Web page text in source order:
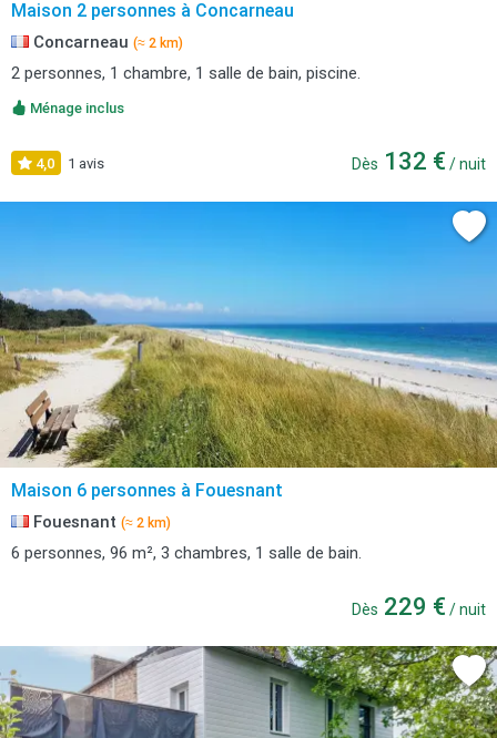
Maison 2 personnes à Concarneau
Concarneau (≈ 2 km)
2 personnes, 1 chambre, 1 salle de bain, piscine.
Ménage inclus
4,0 1 avis Dès 132 € / nuit
Maison 6 personnes à Fouesnant
Fouesnant (≈ 2 km)
6 personnes, 96 m², 3 chambres, 1 salle de bain.
Dès 229 € / nuit